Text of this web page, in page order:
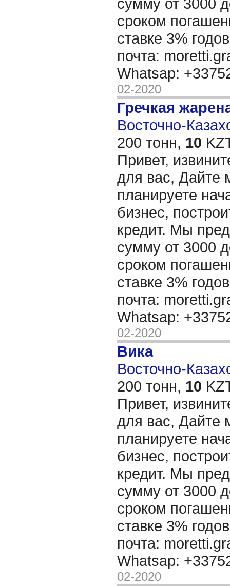
сроком
ставке 3%
почта:
Whatsap:
02-2020
Гречкая
Восточно-
200 тонн, 10
Привет,
для вас, Дайте
планируете
бизнес,
кредит. Мы
сумму от 3000
сроком
ставке 3%
почта:
Whatsap:
02-2020
Вика
Восточно-
200 тонн, 10
Привет,
для вас, Дайте
планируете
бизнес,
кредит. Мы
сумму от 3000
сроком
ставке 3%
почта:
Whatsap:
02-2020